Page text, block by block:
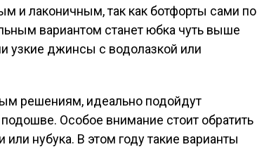
и лаконичным, так как ботфорты сами по
вариантом станет юбка чуть выше
узкие джинсы с водолазкой или
решениям, идеально подойдут
Особое внимание стоит обратить
нубука. В этом году такие варианты